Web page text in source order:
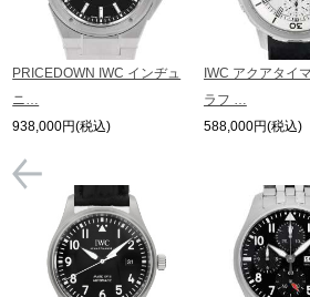
PRICEDOWN IWC インヂュ
ニ…
938,000円(税込)
IWC アクアタイ
ラフ …
588,000円(税込)
※アンティーク品やユーズド品の場合、外装およ
している場合がございます。
※表示の定価は、入荷時の価格となっております。
現在の定価と異なる場合がございますのでご了承